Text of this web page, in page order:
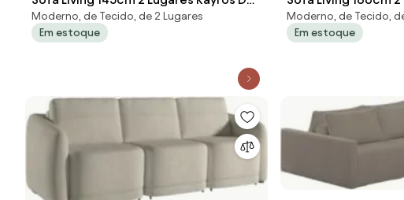
Suede Azul - Mpozenato
Moderno, de Tecido, de 2 Lugares
Em estoque
D05 Suede Cinza -
Moderno, de Tecido,
Em estoque